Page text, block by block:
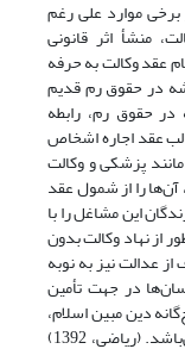
موارد علی رغم
منشأ اثر قانونی
واحکام عقد وکالت به حرفه
در حقوق رم قدیم
از آنجایی که در حقوق رم، رابطه
عقد اجاره اشخاص
پزشکی و وکالت
آن‌ها را از شمول عقد
این مشاغل را با
از نهاد وکالت بدون
عدالت نیز به نوبه
در جهت تأمین
دین مبین اسلام،
یکی به نام عدل که از اسامی‌‌پروردگار متعال می‌باشد. (ریاضی، 1392)